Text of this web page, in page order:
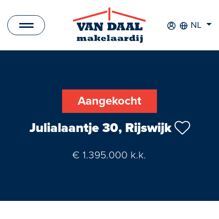
NL
Bedrijfsaanbod
Aangekocht
Julialaantje 30, Rijswijk
€ 1.395.000 k.k.